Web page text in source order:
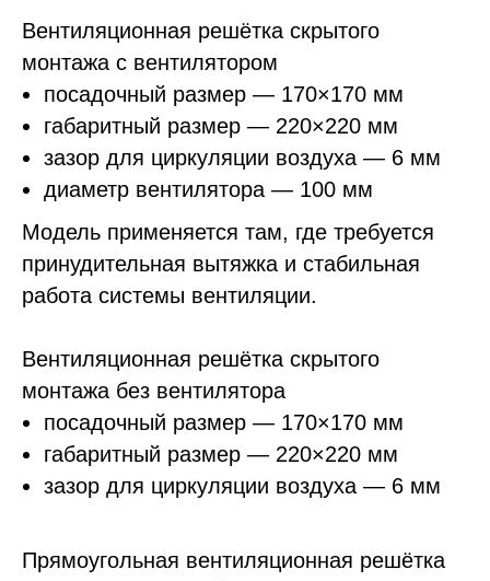
Вентиляционная решётка скрытого
монтажа с вентилятором
посадочный размер — 170×170 мм
габаритный размер — 220×220 мм
зазор для циркуляции воздуха — 6 мм
диаметр вентилятора — 100 мм
Модель применяется там, где требуется
принудительная вытяжка и стабильная
работа системы вентиляции.
Вентиляционная решётка скрытого
монтажа без вентилятора
посадочный размер — 170×170 мм
габаритный размер — 220×220 мм
зазор для циркуляции воздуха — 6 мм
Прямоугольная вентиляционная решётка